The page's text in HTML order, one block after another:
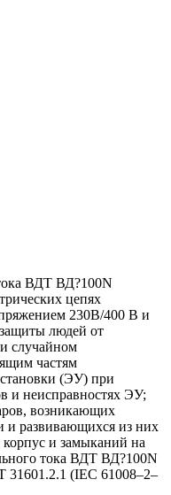
ВДТ ВД?100N
цепях
230В/400 В и
людей от
случайном
частям
(ЭУ) при
и неисправностях ЭУ;
возникающих
и развивающихся из них
и замыканий на
тока ВДТ ВД?100N
31601.2.1 (IEC 61008–2–